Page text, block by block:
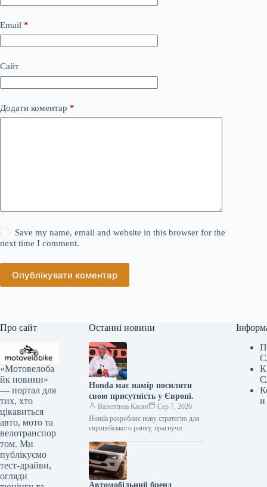
Email *
Сайт
Додати коментар *
Save my name, email and website in this browser for the
next time I comment.
Опублікувати коментар
Про сайт
«Мотовелоба
йк новини»
— портал для
тих, хто
цікавиться
авто, мото та
велотранспор
том. Ми
публікуємо
тест-драйви,
огляди
Останні новини
Honda має намір посилити
свою присутність у Європі.
Валентина Касян
Сер 7, 2026
Honda розробляє нову стратегію для
європейського ринку, прагнучи
спаду обсягів збуту. Протягом
десятиліття компанія відзначила
зменшення…
Автомобільний бренд
и